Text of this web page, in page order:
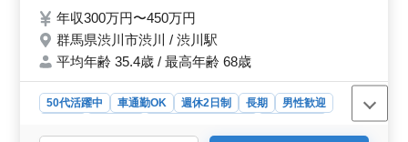
＊複数名募集
年収300万円〜450万円
群馬県渋川市渋川 / 渋川駅
平均年齢 35.4歳 / 最高年齢 68歳
50代活躍中 車通勤OK 週休2日制 長期
男性歓迎